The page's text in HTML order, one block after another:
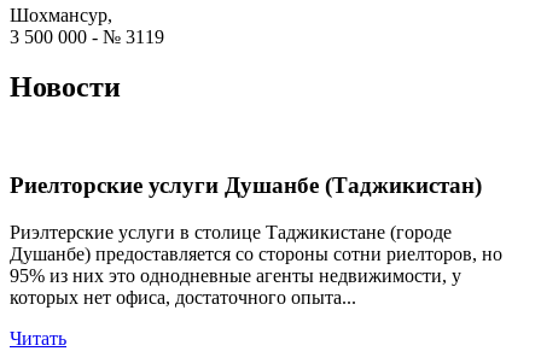
Шохмансур,
3 500 000 - № 3119
Новости
Риелторские услуги Душанбе (Таджикистан)
Риэлтерские услуги в столице Таджикистане (городе
Душанбе) предоставляется со стороны сотни риелторов, но
95% из них это однодневные агенты недвижимости, у
которых нет офиса, достаточного опыта...
Читать